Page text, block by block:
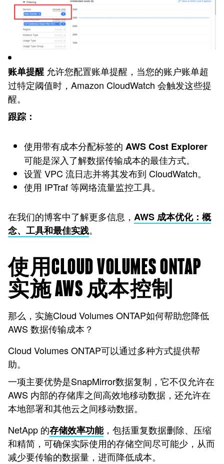
账单提醒 允许您配置账单提醒，当您的账户账单超
过特定阈值时，Amazon CloudWatch 会触发这些提
醒。
跟踪：
使用带有成本分配标签的 AWS Cost Explorer
可能是深入了解数据传输成本的最佳方式。
设置 VPC 流日志并将其发布到 CloudWatch。
使用 IPTraf 等网络流量监控工具。
在我们的博客中了解更多信息， AWS 成本优化：概
念、工具和最佳实践。
使用CLOUD VOLUMES ONTAP
实施 AWS 成本控制
那么，实施Cloud Volumes ONTAP如何帮助您降低
AWS 数据传输成本？
Cloud Volumes ONTAP可以通过多种方式提供帮
助。
一项主要优势是SnapMirror数据复制，它不仅允许在
AWS 内部的存储库之间高效地移动数据，还允许在
本地部署和其他云之间移动数据。
NetApp 的存储效率功能，包括重复数据删除、压缩
和精简，可确保实际使用的存储空间尽可能少，从而
减少要传输的数据量，进而降低成本。